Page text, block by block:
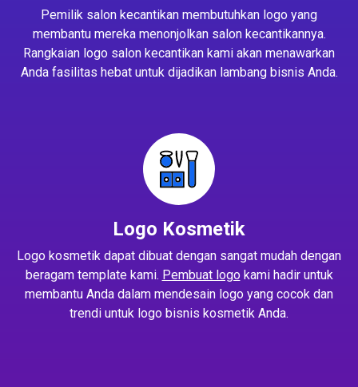
Pemilik salon kecantikan membutuhkan logo yang
membantu mereka menonjolkan salon kecantikannya.
Rangkaian logo salon kecantikan kami akan menawarkan
Anda fasilitas hebat untuk dijadikan lambang bisnis Anda.
Logo Kosmetik
Logo kosmetik dapat dibuat dengan sangat mudah dengan
beragam template kami. Pembuat logokami hadir untuk
membantu Anda dalam mendesain logo yang cocok dan
trendi untuk logo bisnis kosmetik Anda.